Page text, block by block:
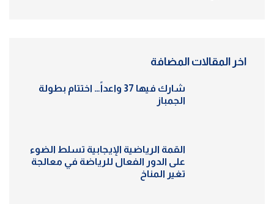
اخر المقالات المضافة
شارك فيها 37 واعداً… اختتام بطولة
الجمباز
القمة الرياضية الإيجابية تسلط الضوء
على الدور الفعال للرياضة في معالجة
تغير المناخ